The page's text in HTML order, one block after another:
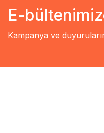
E-
Kampanya ve